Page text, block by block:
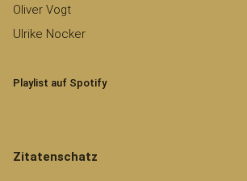
Oliver Vogt
Ulrike Nocker
Playlist auf Spotify
Zitatenschatz